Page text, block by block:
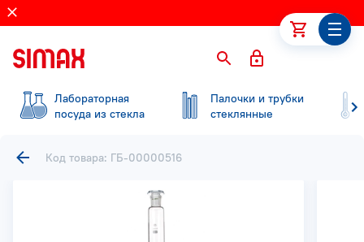
Лабораторная
посуда из стекла
Палочки и трубки
стеклянные
Код товара: ГБ-00000516